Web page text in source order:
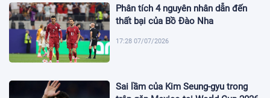
Phân tích 4 nguyên nhân dẫn đến
thất bại của Bồ Đào Nha
17:28 07/07/2026
Sai lầm của Kim Seung-gyu trong